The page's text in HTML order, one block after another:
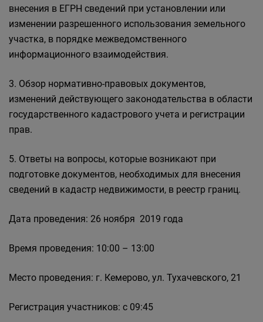
внесения в ЕГРН сведений при установлении или
изменении разрешенного использования земельного
участка, в порядке межведомственного
информационного взаимодействия.
3. Обзор нормативно-правовых документов,
изменений действующего законодательства в области
государственного кадастрового учета и регистрации
прав.
5. Ответы на вопросы, которые возникают при
подготовке документов, необходимых для внесения
сведений в кадастр недвижимости, в реестр границ.
Дата проведения: 26 ноября 2019 года
Время проведения: 10:00 – 13:00
Место проведения: г. Кемерово, ул. Тухачевского, 21
Регистрация участников: с 09:45